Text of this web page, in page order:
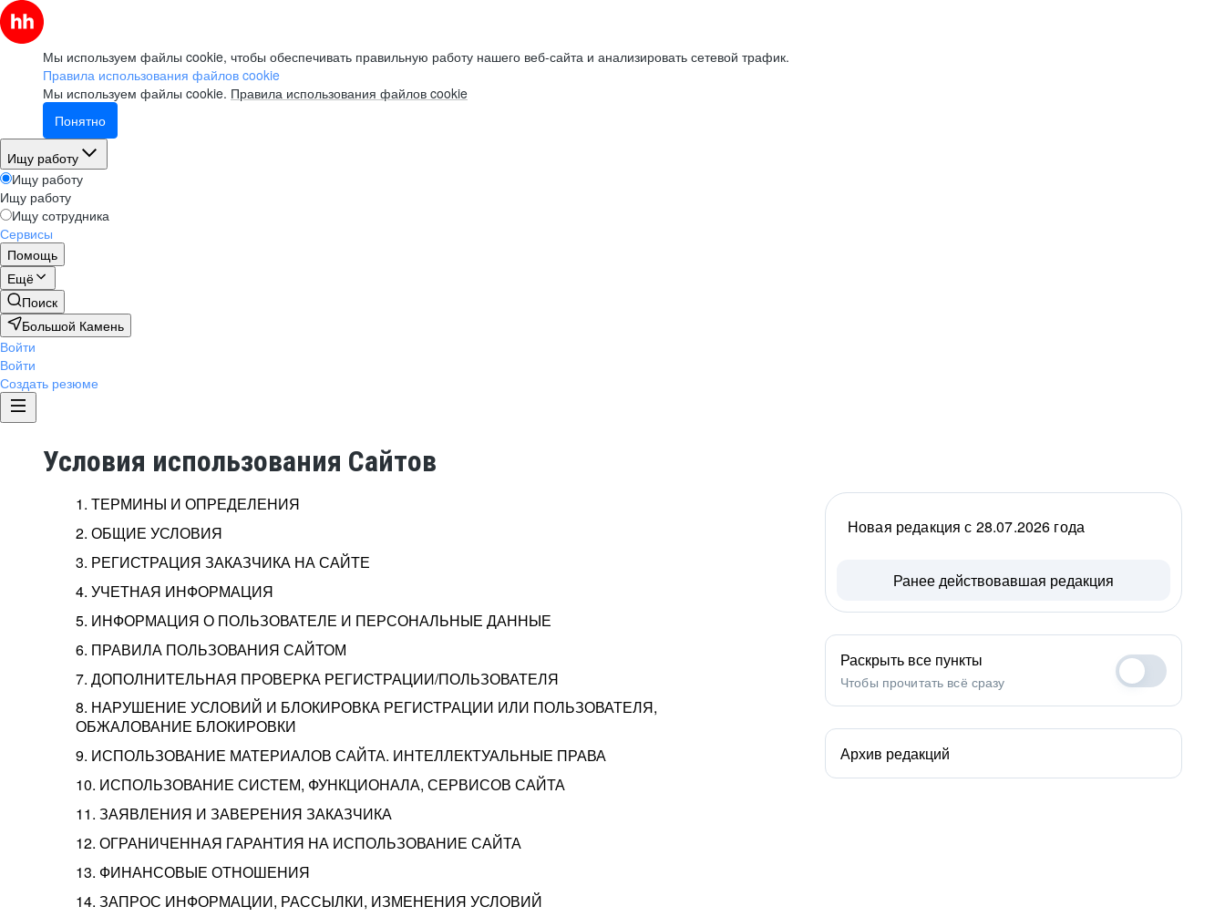
Мы используем файлы cookie, чтобы обеспечивать правильную работу нашего веб-сайта и анализировать сетевой трафик.
Правила использования файлов cookie
Мы используем файлы cookie. Правила использования файлов cookie
Понятно
Ищу работу
Ищу работу
Ищу работу
Ищу сотрудника
Сервисы
Помощь
Ещё
Поиск
Большой Камень
Войти
Войти
Создать резюме
Условия использования Сайтов
1. ТЕРМИНЫ И ОПРЕДЕЛЕНИЯ
2. ОБЩИЕ УСЛОВИЯ
3. РЕГИСТРАЦИЯ ЗАКАЗЧИКА НА САЙТЕ
4. УЧЕТНАЯ ИНФОРМАЦИЯ
5. ИНФОРМАЦИЯ О ПОЛЬЗОВАТЕЛЕ И ПЕРСОНАЛЬНЫЕ ДАННЫЕ
6. ПРАВИЛА ПОЛЬЗОВАНИЯ САЙТОМ
7. ДОПОЛНИТЕЛЬНАЯ ПРОВЕРКА РЕГИСТРАЦИИ/ПОЛЬЗОВАТЕЛЯ
8. НАРУШЕНИЕ УСЛОВИЙ И БЛОКИРОВКА РЕГИСТРАЦИИ ИЛИ ПОЛЬЗОВАТЕЛЯ,
ОБЖАЛОВАНИЕ БЛОКИРОВКИ
9. ИСПОЛЬЗОВАНИЕ МАТЕРИАЛОВ САЙТА. ИНТЕЛЛЕКТУАЛЬНЫЕ ПРАВА
10. ИСПОЛЬЗОВАНИЕ СИСТЕМ, ФУНКЦИОНАЛА, СЕРВИСОВ САЙТА
11. ЗАЯВЛЕНИЯ И ЗАВЕРЕНИЯ ЗАКАЗЧИКА
12. ОГРАНИЧЕННАЯ ГАРАНТИЯ НА ИСПОЛЬЗОВАНИЕ САЙТА
13. ФИНАНСОВЫЕ ОТНОШЕНИЯ
14. ЗАПРОС ИНФОРМАЦИИ, РАССЫЛКИ, ИЗМЕНЕНИЯ УСЛОВИЙ
Новая редакция с 28.07.2026 года
Ранее действовавшая редакция
Раскрыть все пункты
Чтобы прочитать всё сразу
Архив редакций